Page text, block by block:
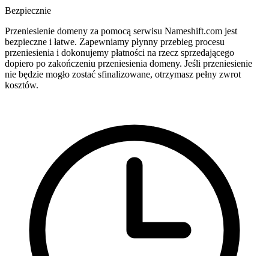
Bezpiecznie
Przeniesienie domeny za pomocą serwisu Nameshift.com jest
bezpieczne i łatwe. Zapewniamy płynny przebieg procesu
przeniesienia i dokonujemy płatności na rzecz sprzedającego
dopiero po zakończeniu przeniesienia domeny. Jeśli przeniesienie
nie będzie mogło zostać sfinalizowane, otrzymasz pełny zwrot
kosztów.